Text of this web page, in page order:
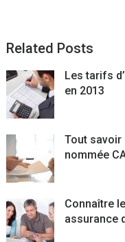
Related Posts
Les tarifs
en 2013
Tout savoir
nommée
Connaître
assurance